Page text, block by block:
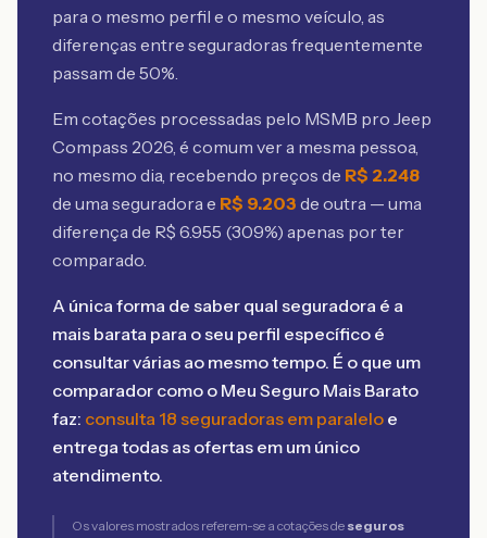
para o mesmo perfil e o mesmo veículo, as
diferenças entre seguradoras frequentemente
passam de 50%.
Em cotações processadas pelo MSMB pro Jeep
Compass 2026, é comum ver a mesma pessoa,
no mesmo dia, recebendo preços de R$ 2.248
de uma seguradora e R$ 9.203 de outra — uma
diferença de R$ 6.955 (309%) apenas por ter
comparado.
A única forma de saber qual seguradora é a
mais barata para o seu perfil específico é
consultar várias ao mesmo tempo. É o que um
comparador como o Meu Seguro Mais Barato
faz: consulta 18 seguradoras em paralelo e
entrega todas as ofertas em um único
atendimento.
Os valores mostrados referem-se a cotações de seguros